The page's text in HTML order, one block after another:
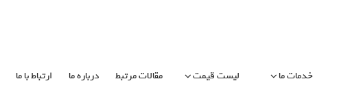
خدمات ما لیست قیمت مقالات مرتبط درباره ما ارتباط با ما